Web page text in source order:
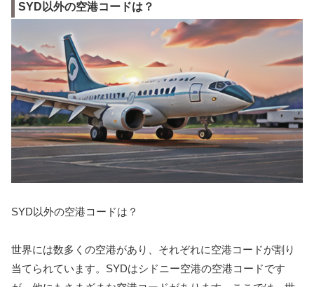
SYD以外の空港コードは？
SYD以外の空港コードは？
世界には数多くの空港があり、それぞれに空港コードが割り
当てられています。SYDはシドニー空港の空港コードです